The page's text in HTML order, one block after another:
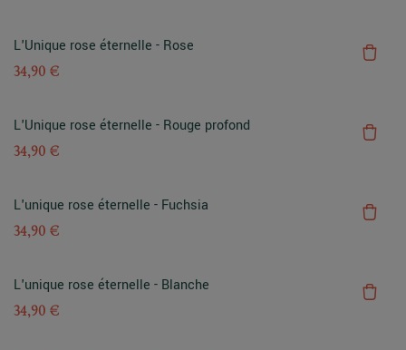
L'Unique rose éternelle - Rose
34,90 €
L'Unique rose éternelle - Rouge profond
34,90 €
L'unique rose éternelle - Fuchsia
34,90 €
L'unique rose éternelle - Blanche
34,90 €